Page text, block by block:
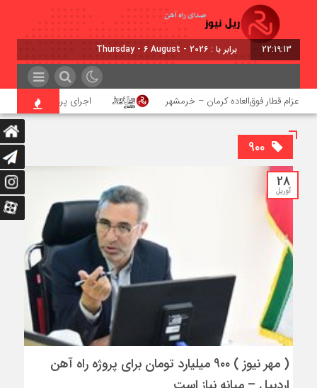
22:19:14 برابر با : Thursday - 6 August - 2026
اعزام قطار فوق‌العاده کرمان – خرمشهر اجرای پروژه احداث زیرگذر
28
آوریل
( مهر نیوز ) ۹۰۰ میلیارد تومان برای پروژه راه آهن